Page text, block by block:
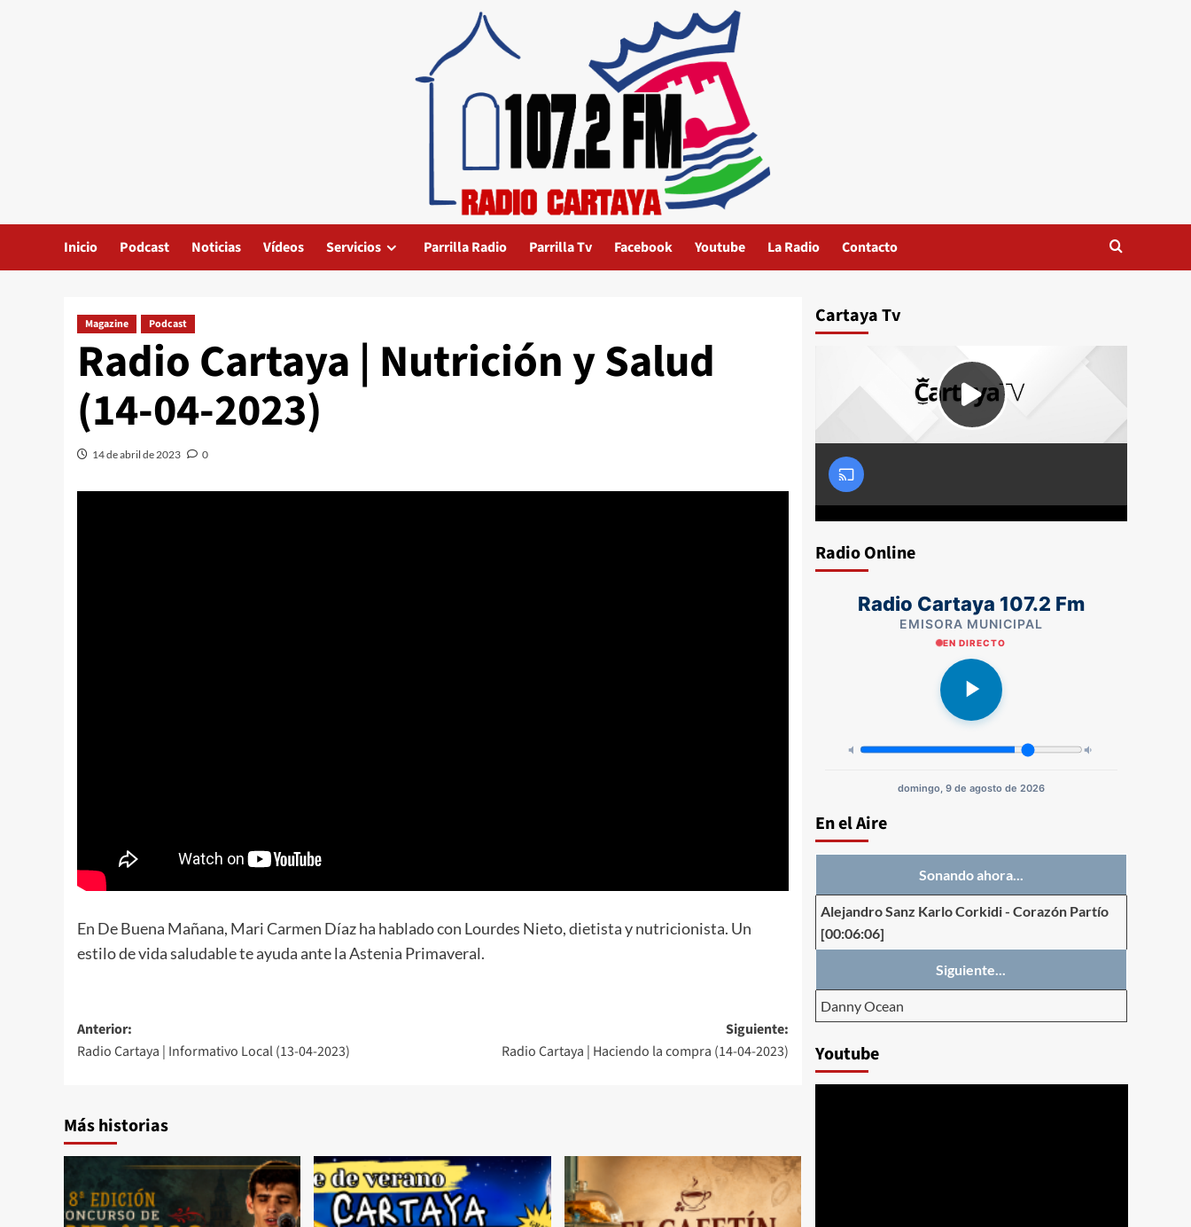
Inicio Podcast Noticias Vídeos Servicios Parrilla Radio Parrilla Tv Facebook Youtube La Radio Contacto
Magazine Podcast
Radio Cartaya | Nutrición y Salud
(14-04-2023)
14 de abril de 2023 0
En De Buena Mañana, Mari Carmen Díaz ha hablado con Lourdes Nieto, dietista y nutricionista. Un
estilo de vida saludable te ayuda ante la Astenia Primaveral.
Anterior:
Radio Cartaya | Informativo Local (13-04-2023)
Siguiente:
Radio Cartaya | Haciendo la compra (14-04-2023)
Más historias
Cartaya Tv
Radio Online
Radio Cartaya 107.2 Fm
EMISORA MUNICIPAL
EN DIRECTO
domingo, 9 de agosto de 2026
En el Aire
Sonando ahora...
Alejandro Sanz Karlo Corkidi- Corazón Partío
[00:06:06]
Siguiente...
Danny Ocean
Youtube